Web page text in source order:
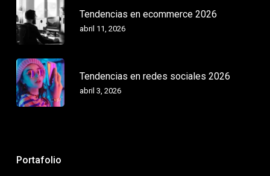
Tendencias en ecommerce 2026
abril 11, 2026
Tendencias en redes sociales 2026
abril 3, 2026
Portafolio